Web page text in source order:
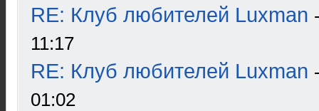
RE: Клуб любителей Luxman
11:17
RE: Клуб любителей Luxman
01:02